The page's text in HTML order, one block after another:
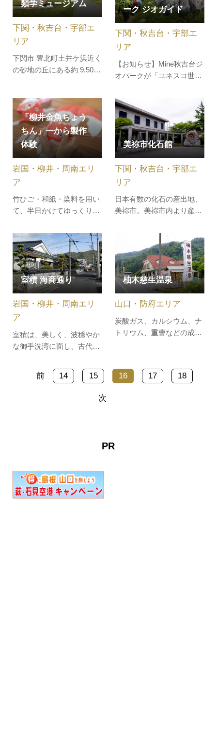
能。
類学ミュージアム
下関市 豊北町土井ケ浜近く
の砂地の丘にある約 9,500
心として営まれた集団墓地
です。発掘調査で、300体
余りの人骨が発見され、副
葬品とともに弥生式土器そ
の他の遺物も出土しまし
た。ミュージアムには、土
井ケ浜遺跡…
下関・秋吉台・宇部エ
リア
ーク ジオガイド
【お知らせ】Mine秋吉台ジ
オパークが「ユネスコ世界
した！ジオツアーでは、認
定ジオガイドが大地の成り
立ちと人々の暮らしとのつ
ながりを通じて、大地の楽
しみ方をご案内します。日
本最大級のカルスト台地
「秋吉台」でのトレッキン
グや特別天…
下関・秋吉台・宇部エ
リア
「柳井金魚ちょう
ちん」一から製作
体験
竹ひご・和紙・染料を用い
て、半日かけてゆっくりと
る「柳井金魚ちょうちん」
を作る体験メニューです。
通常の体験メニューにはな
い、竹ひごの骨組み段階か
ら作り始める本格的な製作
工程で、自分だけの「柳井
金魚ちょうちん」を作りま
す。体験…
岩国・柳井・周南エリ
ア
美祢市化石館
日本有数の化石の産出地、
美祢市。美祢市内より産出
化石を約5,000点展示。子
供達が好きな「昆虫」をは
じめとした「せきつい動
物」「アンモナイト」の3
つをテーマに、模型等など
が展示されています。
下関・秋吉台・宇部エ
リア
室積 海商通り
室積は、美しく、波穏やか
な御手洗湾に面し、古代か
町として、また、海の守護
仏「普賢菩薩」を祀る普賢
岩国・柳井・周南エリ
ア
柚木慈生温泉
炭酸ガス、カルシウム、ナ
トリウム、重曹などの成分
湖、滑渓谷に近く、国道
315号線のそばに建つ温泉
山口・防府エリア
前 14 15 16 17 18
次
PR